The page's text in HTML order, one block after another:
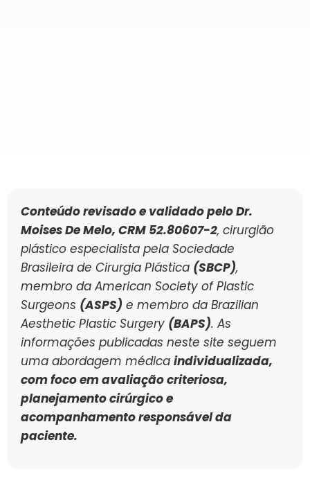
Conteúdo revisado e validado pelo Dr.
Moises De Melo, CRM 52.80607-2, cirurgião
plástico especialista pela Sociedade
Brasileira de Cirurgia Plástica (SBCP),
membro da American Society of Plastic
Surgeons (ASPS) e membro da Brazilian
Aesthetic Plastic Surgery (BAPS). As
informações publicadas neste site seguem
uma abordagem médica individualizada,
com foco em avaliação criteriosa,
planejamento cirúrgico e
acompanhamento responsável da
paciente.